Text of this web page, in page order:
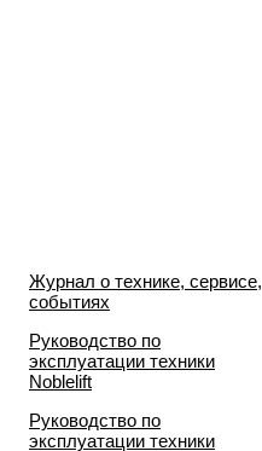
Журнал о технике, сервисе,
событиях
Руководство по
эксплуатации техники
Noblelift
Руководство по
эксплуатации техники